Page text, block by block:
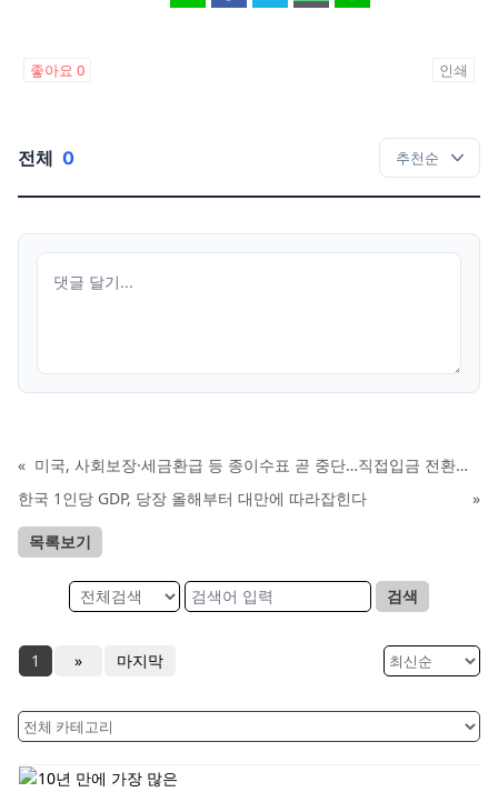
좋아요 0 인쇄
전체 0
«
미국, 사회보장·세금환급 등 종이수표 곧 중단…직접입금 전환해야
한국 1인당 GDP, 당장 올해부터 대만에 따라잡힌다
»
목록보기
검색
1 » 마지막